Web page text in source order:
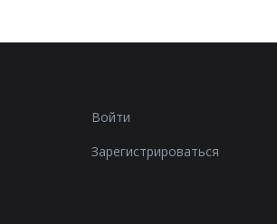
Войти
Зарегистрироваться